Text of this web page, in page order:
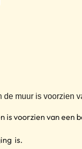
muur is voorzien
is voorzien van
is.